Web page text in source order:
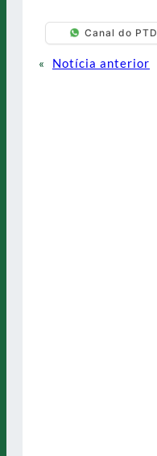
Canal do PTD
«
Notícia anterior